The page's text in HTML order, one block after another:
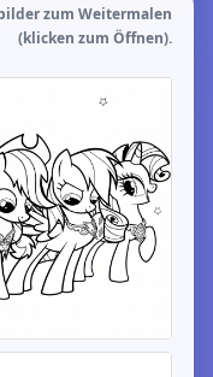
zum Weitermalen
(klicken zum Öffnen).